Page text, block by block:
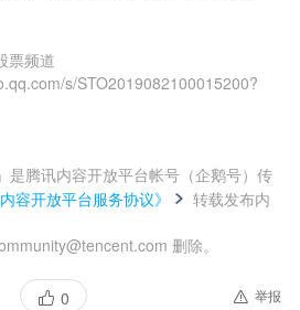
票频道
s/STO2019082100015200?
是腾讯内容开放平台帐号（企鹅号）传
内容开放平台服务协议》
转载发布内
删除。
0 举报